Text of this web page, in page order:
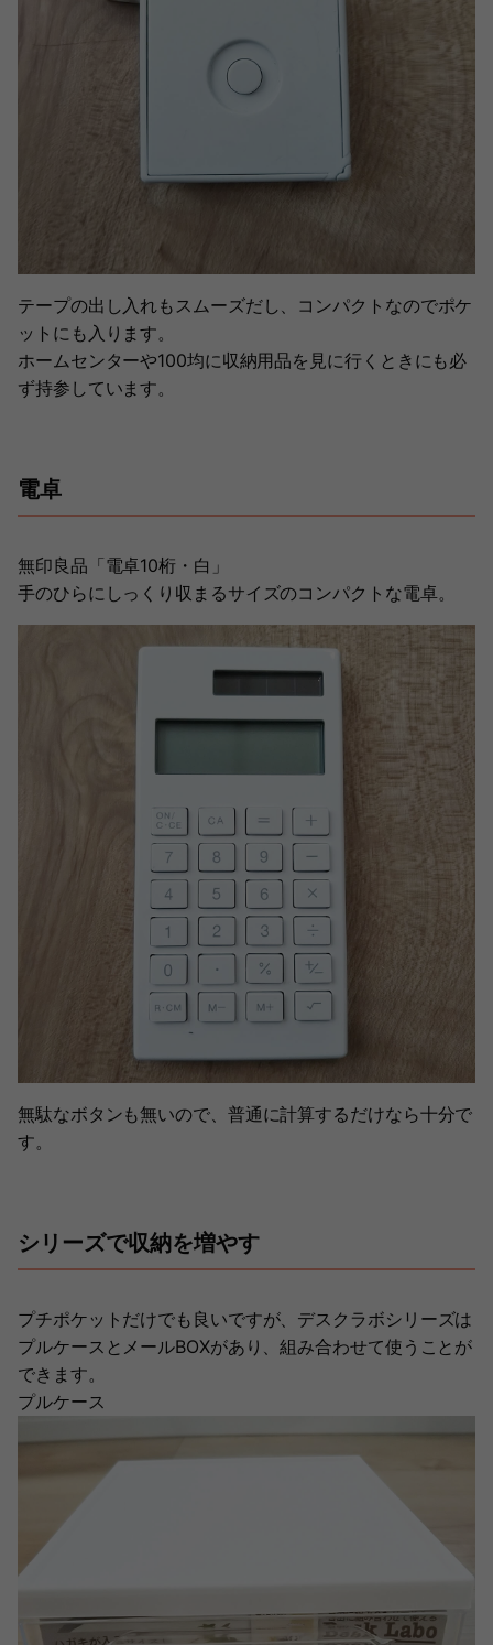
テープの出し入れもスムーズだし、コンパクトなのでポケ
ットにも入ります。
ホームセンターや100均に収納用品を見に行くときにも必
ず持参しています。
電卓
無印良品「電卓10桁・白」
手のひらにしっくり収まるサイズのコンパクトな電卓。
無駄なボタンも無いので、普通に計算するだけなら十分で
す。
シリーズで収納を増やす
プチポケットだけでも良いですが、デスクラボシリーズは
プルケースとメールBOXがあり、組み合わせて使うことが
できます。
プルケース